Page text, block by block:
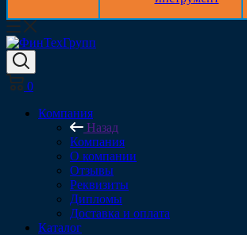
0
Компания
Назад
Компания
О компании
Отзывы
Реквизиты
Дипломы
Доставка и оплата
Каталог